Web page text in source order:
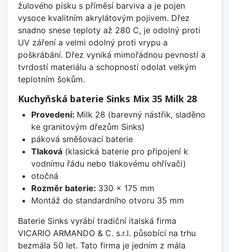
žulového písku s příměsí barviva a je pojen
vysoce kvalitním akrylátovým pojivem. Dřez
snadno snese teploty až 280 C, je odolný proti
UV záření a velmi odolný proti vrypu a
poškrábání. Dřez vyniká mimořádnou pevností a
tvrdostí materiálu a schopností odolat velkým
teplotním šokům.
Kuchyňská baterie Sinks Mix 35 Milk 28
Provedení: Milk 28 (barevný nástřik, sladěno
ke granitovým dřezům Sinks)
páková směšovací baterie
Tlaková(klasická baterie pro připojení k
vodnímu řádu nebo tlakovému ohřívači)
otočná
Rozměr baterie: 330 x 175 mm
Montáž do standardního otvoru 35 mm
Baterie Sinks vyrábí tradiční italská firma
VICARIO ARMANDO & C. s.r.l. působící na trhu
bezmála 50 let. Tato firma je jedním z mála